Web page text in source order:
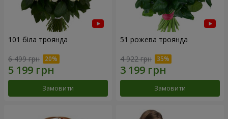
101 біла троянда
6 499 грн
Замовити
51 рожева троянда
4 922 грн
Замовити